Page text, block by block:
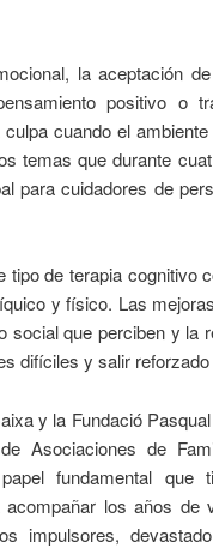
la aceptación
positivo o
cuando el
temas que durante
para cuidadores de
de terapia cognitivo
y físico. Las
social que perciben y la
difíciles y salir
y la Fundació
Asociaciones de
fundamental que
acompañar los años de
impulsores,